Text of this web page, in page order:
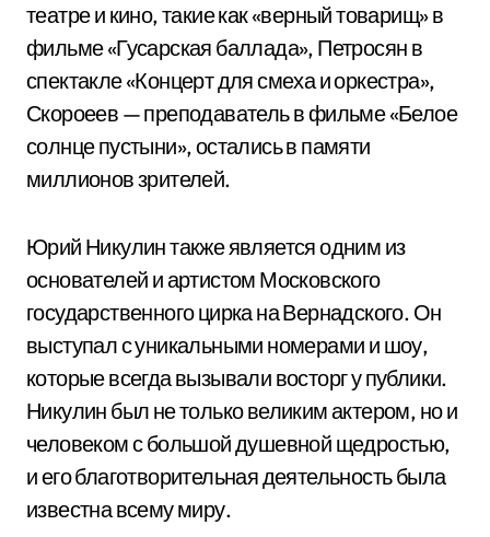
театре и кино, такие как «верный товарищ» в
фильме «Гусарская баллада», Петросян в
спектакле «Концерт для смеха и оркестра»,
Скороеев — преподаватель в фильме «Белое
солнце пустыни», остались в памяти
миллионов зрителей.
Юрий Никулин также является одним из
основателей и артистом Московского
государственного цирка на Вернадского. Он
выступал с уникальными номерами и шоу,
которые всегда вызывали восторг у публики.
Никулин был не только великим актером, но и
человеком с большой душевной щедростью,
и его благотворительная деятельность была
известна всему миру.